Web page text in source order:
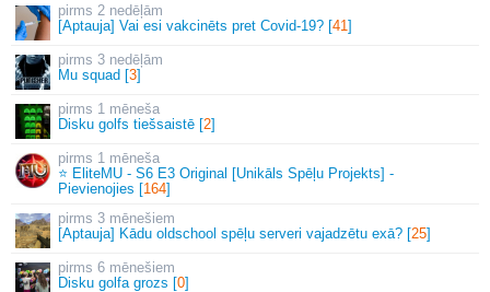
2 nedēļām
[Aptauja] Vai esi vakcinēts pret Covid-19? [41]
3 nedēļām
Mu squad [3]
1 mēneša
Disku golfs tiešsaistē [2]
1 mēneša
⭐ EliteMU - S6 E3 Original [Unikāls Spēļu Projekts] -
Pievienojies [164]
3 mēnešiem
[Aptauja] Kādu oldschool spēļu serveri vajadzētu exā? [25]
6 mēnešiem
Disku golfa grozs [0]